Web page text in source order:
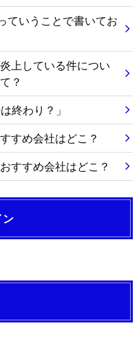
ていうことで書いてお
上している件につい
？
終わり？」
すめ会社はどこ？
すすめ会社はどこ？
ン